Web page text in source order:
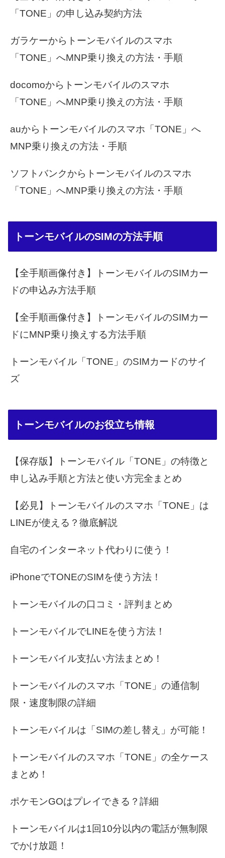
「TONE」の申し込み契約方法
ガラケーからトーンモバイルのスマホ
「TONE」へMNP乗り換えの方法・手順
docomoからトーンモバイルのスマホ
「TONE」へMNP乗り換えの方法・手順
auからトーンモバイルのスマホ「TONE」へ
MNP乗り換えの方法・手順
ソフトバンクからトーンモバイルのスマホ
「TONE」へMNP乗り換えの方法・手順
トーンモバイルのSIMの方法手順
【全手順画像付き】トーンモバイルのSIMカー
ドの申込み方法手順
【全手順画像付き】トーンモバイルのSIMカー
ドにMNP乗り換えする方法手順
トーンモバイル「TONE」のSIMカードのサイ
ズ
トーンモバイルのお役立ち情報
【保存版】トーンモバイル「TONE」の特徴と
申し込み手順と方法と使い方完全まとめ
【必見】トーンモバイルのスマホ「TONE」は
LINEが使える？徹底解説
自宅のインターネット代わりに使う！
iPhoneでTONEのSIMを使う方法！
トーンモバイルの口コミ・評判まとめ
トーンモバイルでLINEを使う方法！
トーンモバイル支払い方法まとめ！
トーンモバイルのスマホ「TONE」の通信制
限・速度制限の詳細
トーンモバイルは「SIMの差し替え」が可能！
トーンモバイルのスマホ「TONE」の全ケース
まとめ！
ポケモンGOはプレイできる？詳細
トーンモバイルは1回10分以内の電話が無制限
でかけ放題！